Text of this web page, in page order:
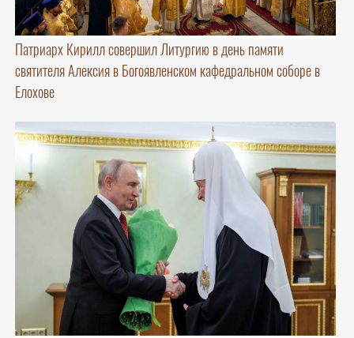
Патриарх Кирилл совершил Литургию в день памяти
святителя Алексия в Богоявленском кафедральном соборе в
Елохове